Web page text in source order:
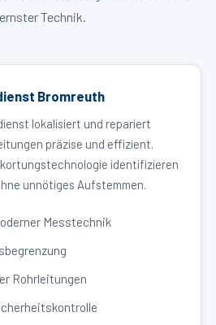
Technik.
Bromreuth
lokalisiert und repariert
präzise und effizient.
identifizieren
unnötiges Aufstemmen.
Messtechnik
Rohrleitungen